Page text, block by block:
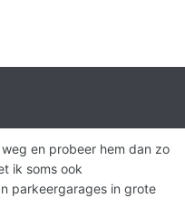
en probeer hem dan zo
ik soms ook
parkeergarages in grote